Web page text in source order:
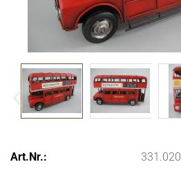
Art.Nr.: 331.020